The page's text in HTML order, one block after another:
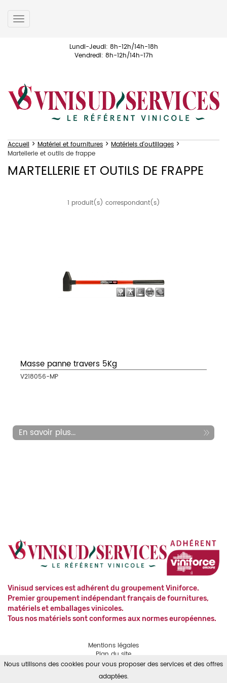
Nous utilisons des cookies pour vous proposer des services et des offres
adaptées.
Toggle
navigation
Lundi-Jeudi: 8h-12h/14h-18h
Vendredi: 8h-12h/14h-17h
Accueil > Matériel et fournitures > Matériels d'outillages >
Martellerie et outils de frappe
MARTELLERIE ET OUTILS DE FRAPPE
1 produit(s) correspondant(s)
Masse panne travers 5Kg
V218056-MP
En savoir plus...
Vinisud services est adhérent du groupement Viniforce.
Premier groupement indépendant français de fournitures,
matériels et emballages vinicoles.
Tous nos matériels sont conformes aux normes européennes.
Mentions légales
Plan du site
Contact
RGPD